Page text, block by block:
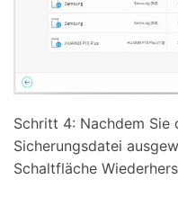
Schritt 4: Nachdem Sie
Sicherungsdatei
Schaltfläche